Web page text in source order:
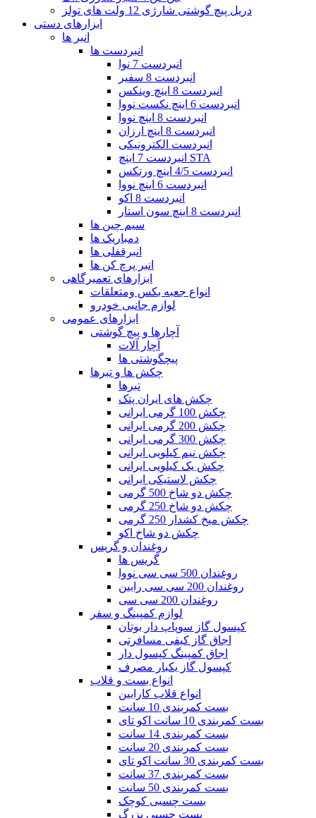
دریل پیچ گوشتی شارژی 12 ولت های تولز
ابزارهای دستی
انبر ها
انبردست ها
انبردست 7 نوا
انبردست 8 سفیر
انبردست 8 اینچ وینکس
انبردست 6 اینچ نکست نووا
انبردست 8 اینچ نووا
انبردست 8 اینچ ارزان
انبردست الکترونیکی
انبردست 7 اینچ STA
انبردست 4/5 اینچ ورتکس
انبردست 6 اینچ نووا
انبردست 8 اکو
انبردست 8 اینچ سون استار
سیم چین ها
دمباریک ها
انبرقفلی ها
انبر پرچ کن ها
ابزارهای تعمیرگاهی
انواع جعبه بکس ومتعلقات
لوازم جانبی خودرو
ابزارهای عمومی
آچارها و پیچ گوشتی
آچار آلات
پیچگوشتی ها
چکش ها و تبرها
تبرها
چکش های ایران پتک
چکش 100 گرمی ایرانی
چکش 200 گرمی ایرانی
چکش 300 گرمی ایرانی
چکش نیم کیلویی ایرانی
چکش یک کیلویی ایرانی
چکش لاستیکی ایرانی
چکش دو شاخ 500 گرمی
چکش دو شاخ 250 گرمی
چکش میخ کشدار 250 گرمی
چکش دو شاخ اکو
روغندان و گریس
گریس ها
روغندان 500 سی سی نووا
روغندان 200 سی سی رابین
روغندان 200 سی سی
لوازم کمپینگ و سفر
کپسول گاز سوپاپ دار بوتان
اجاق گاز کیفی مسافرتی
اجاق کمپینگ کپسول دار
کپسول گاز یکبار مصرف
انواع بست و قلاب
انواع قلاب کارابین
بست کمربندی 10 سانت
بست کمربندی 10 سانت اکو تای
بست کمربندی 14 سانت
بست کمربندی 20 سانت
بست کمربندی 30 سانت اکو تای
بست کمربندی 37 سانت
بست کمربندی 50 سانت
بست چسبی کوچک
بست چسبی بزرگ